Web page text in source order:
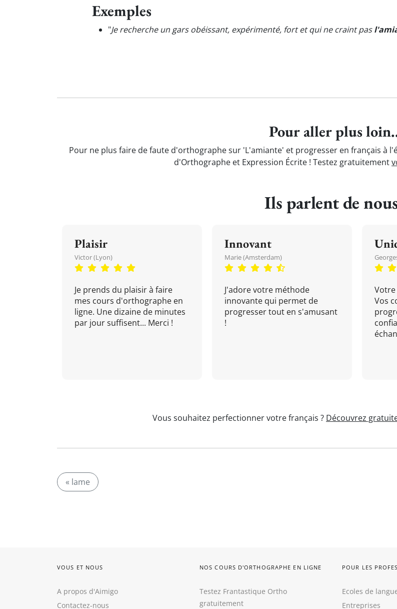
Exemples
"Je recherche un gars obéissant, expérimenté, fort et qui ne craint pas
Pour aller plus
Pour ne plus faire de faute d'orthographe sur 'L'amiante' et progresser en français à
d'Orthographe et Expression Écrite ! Testez gratuitement
Ils parlent de
Plaisir
Victor (Lyon)
Je prends du plaisir à faire
mes cours d'orthographe en
ligne. Une dizaine de minutes
par jour suffisent... Merci !
Innovant
Marie (Amsterdam)
J'adore votre méthode
innovante qui permet de
progresser tout en s'amusant
!
Vos
Vous souhaitez perfectionner votre français ? Découvrez
« lame
VOUS ET NOUS
A propos d'Aimigo
Contactez-nous
NOS COURS D'ORTHOGRAPHE EN LIGNE
Testez Frantastique Ortho
gratuitement
POUR LES
Ecoles de
Entreprises